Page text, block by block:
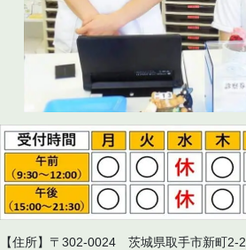
【住所】〒302-0024 茨城県取手市新町2-